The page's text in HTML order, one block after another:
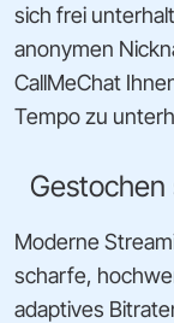
sich frei
anonymen
CallMeChat
Tempo zu
Moderne
scharfe,
adaptives